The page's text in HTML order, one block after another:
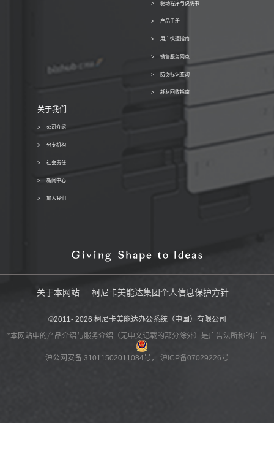
驱动程序与说明书
产品手册
用户快速指南
销售服务网点
防伪标识查询
耗材回收指南
关于我们
公司介绍
分支机构
社会责任
新闻中心
加入我们
关于本网站 柯尼卡美能达集团个人信息保护方针
©2011- 2026 柯尼卡美能达办公系统（中国）有限公司
*本网站中的产品介绍与服务介绍（无中文记载的部分除外）是广告法所称的广告
沪公网安备 31011502011084号 ， 沪ICP备07029226号